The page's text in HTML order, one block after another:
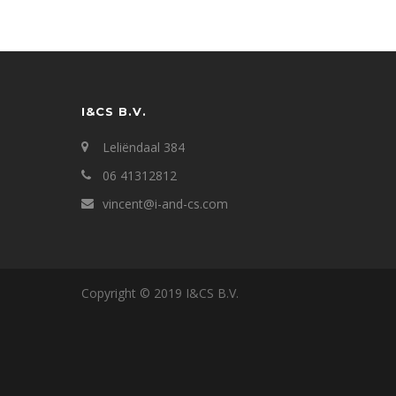
I&CS B.V.
Leliëndaal 384
06 41312812
vincent@i-and-cs.com
Copyright © 2019 I&CS B.V.